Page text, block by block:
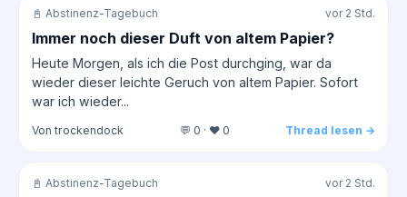
📓 Abstinenz-Tagebuch vor 2 Std.
Immer noch dieser Duft von altem Papier?
Heute Morgen, als ich die Post durchging, war da
wieder dieser leichte Geruch von altem Papier. Sofort
war ich wieder...
Von trockendock 💬 0 · ❤️ 0 Thread lesen →
📓 Abstinenz-Tagebuch vor 2 Std.